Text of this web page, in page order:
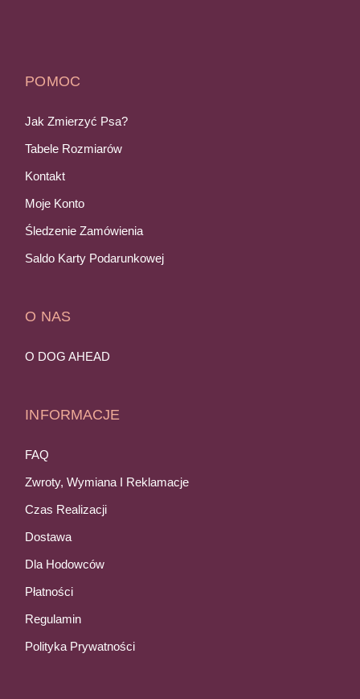
POMOC
Jak Zmierzyć Psa?
Tabele Rozmiarów
Kontakt
Moje Konto
Śledzenie Zamówienia
Saldo Karty Podarunkowej
O NAS
O DOG AHEAD
INFORMACJE
FAQ
Zwroty, Wymiana I Reklamacje
Czas Realizacji
Dostawa
Dla Hodowców
Płatności
Regulamin
Polityka Prywatności